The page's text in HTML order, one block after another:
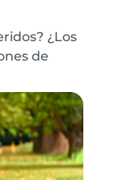
¿Los
de
Es